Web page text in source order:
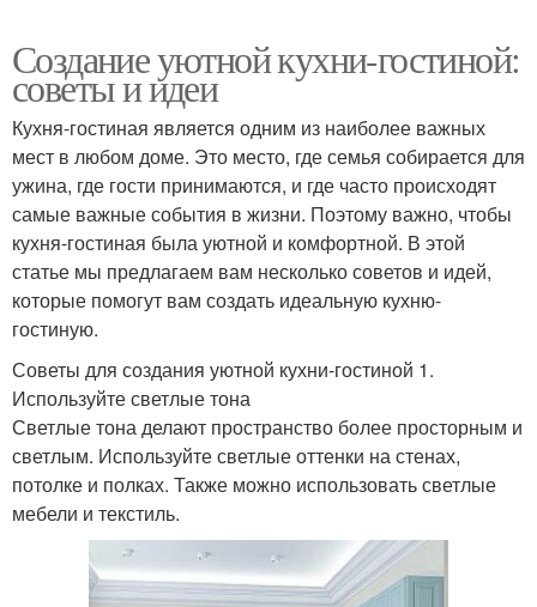
Создание уютной кухни-гостиной:
советы и идеи
Кухня-гостиная является одним из наиболее важных
мест в любом доме. Это место, где семья собирается для
ужина, где гости принимаются, и где часто происходят
самые важные события в жизни. Поэтому важно, чтобы
кухня-гостиная была уютной и комфортной. В этой
статье мы предлагаем вам несколько советов и идей,
которые помогут вам создать идеальную кухню-
гостиную.
Советы для создания уютной кухни-гостиной 1.
Используйте светлые тона
Светлые тона делают пространство более просторным и
светлым. Используйте светлые оттенки на стенах,
потолке и полках. Также можно использовать светлые
мебели и текстиль.